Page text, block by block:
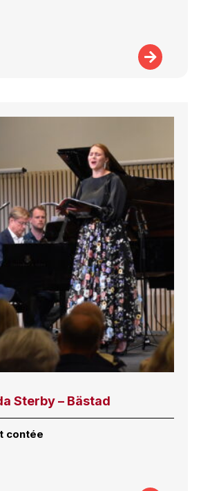
Sterby – Bästad
contée